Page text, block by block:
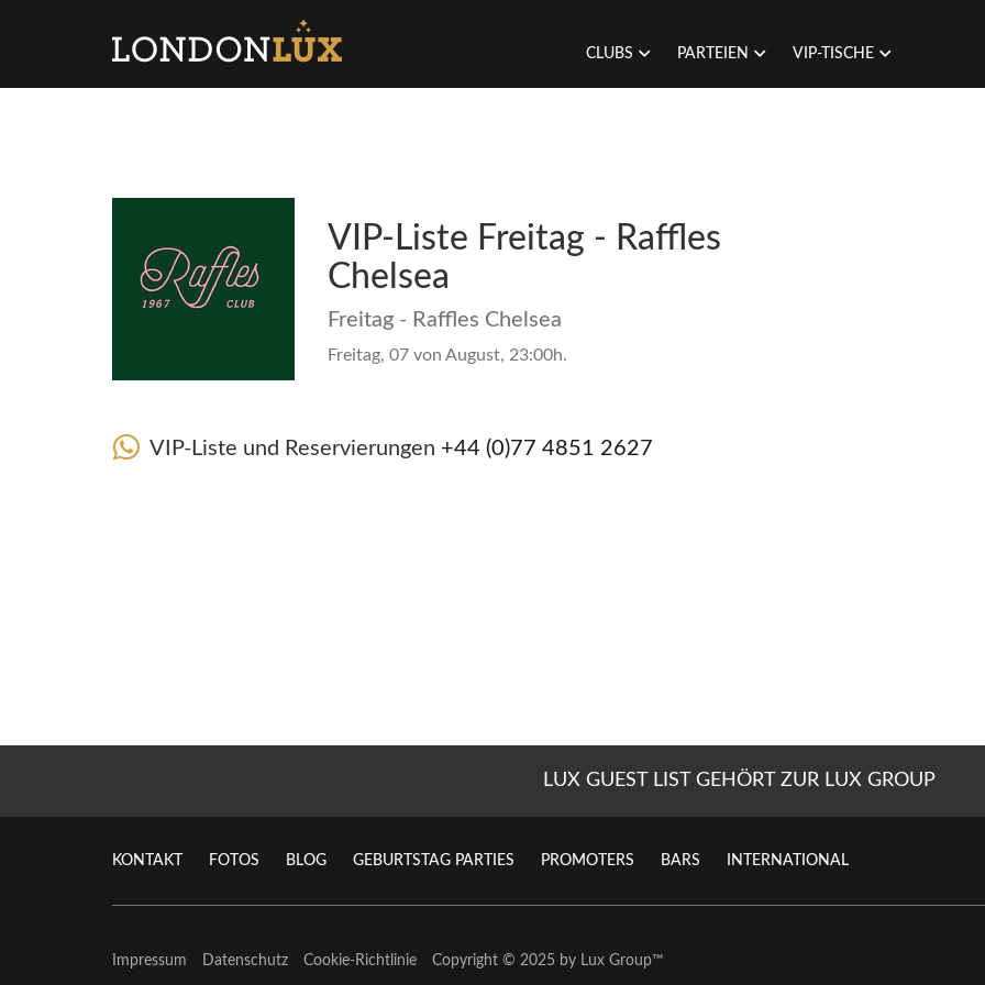
CLUBS PARTEIEN VIP-TISCHE
VIP-Liste Freitag - Raffles
Chelsea
Freitag - Raffles Chelsea
Freitag, 07 von August, 23:00h.
VIP-Liste und Reservierungen +44 (0)77 4851 2627
LUX GUEST LIST GEHÖRT ZUR LUX GROUP
KONTAKT FOTOS BLOG GEBURTSTAG PARTIES PROMOTERS BARS INTERNATIONAL
Impressum Datenschutz Cookie-Richtlinie Copyright © 2025 by Lux Group™